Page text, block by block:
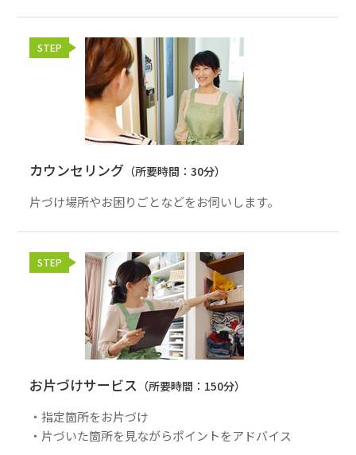
STEP
カウンセリング （所要時間：30分）
片づけ場所やお困りごとなどをお伺いします。
STEP
お片づけサービス （所要時間：150分）
・指定箇所をお片づけ
・片づいた箇所を見ながらポイントをアドバイス